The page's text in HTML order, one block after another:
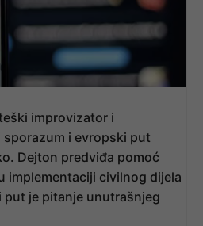
improvizator i
i evropski put
Dejton predviđa pomoć
implementaciji civilnog dijela
put je pitanje unutrašnjeg